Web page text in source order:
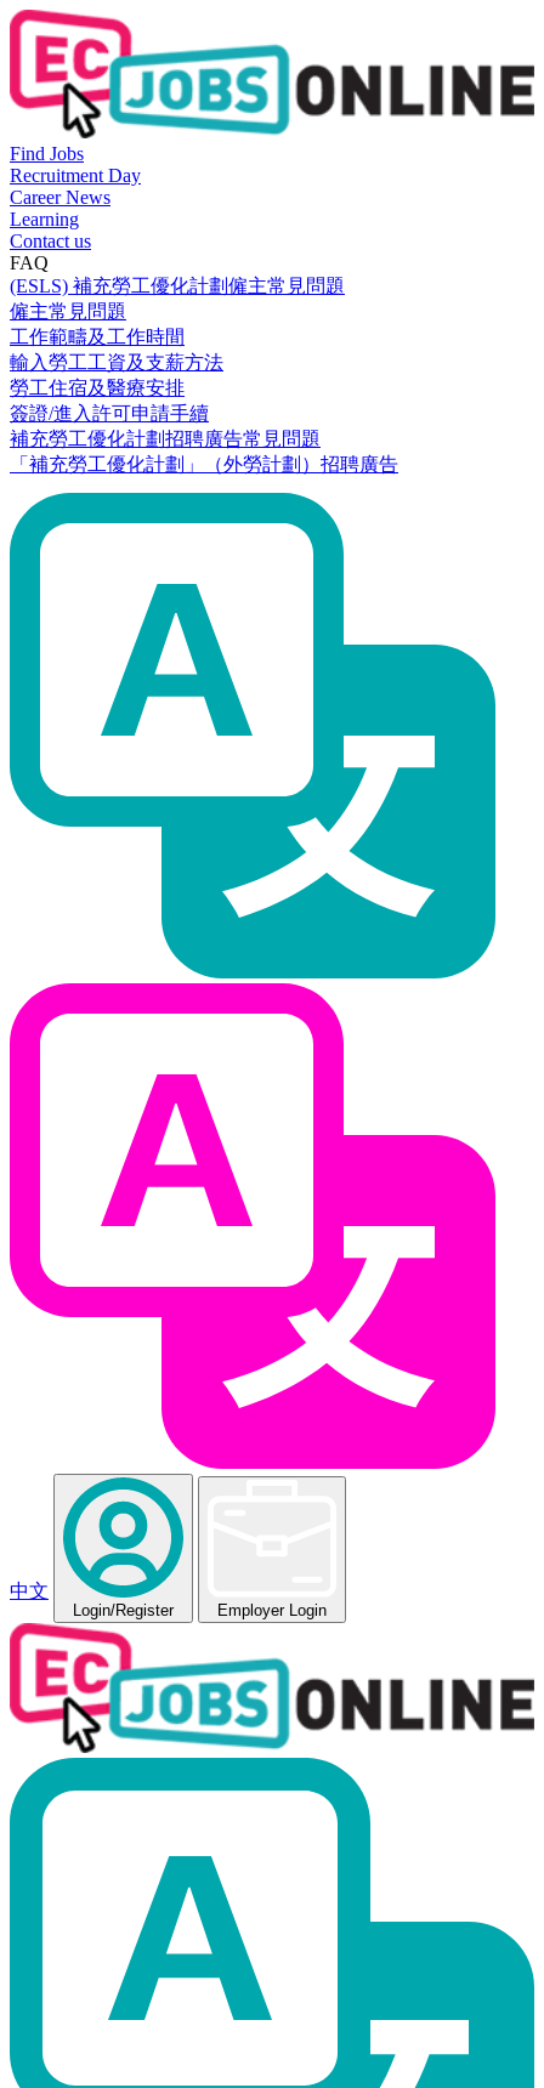
Find Jobs
Recruitment Day
Career News
Learning
Contact us
FAQ
(ESLS) 補充勞工優化計劃僱主常見問題
僱主常見問題
工作範疇及工作時間
輸入勞工工資及支薪方法
勞工住宿及醫療安排
簽證/進入許可申請手續
補充勞工優化計劃招聘廣告常見問題
「補充勞工優化計劃」（外勞計劃）招聘廣告
中文
Login/Register Employer Login